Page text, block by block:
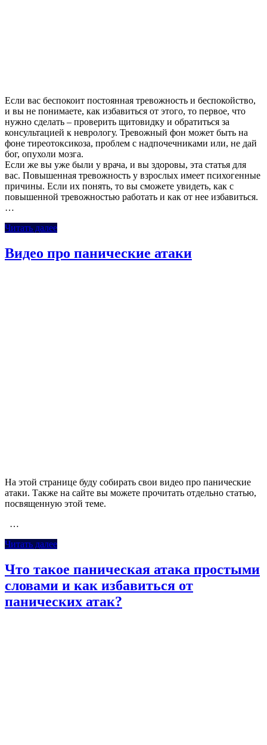
Если вас беспокоит постоянная тревожность и беспокойство,
и вы не понимаете, как избавиться от этого, то первое, что
нужно сделать – проверить щитовидку и обратиться за
консультацией к неврологу. Тревожный фон может быть на
фоне тиреотоксикоза, проблем с надпочечниками или, не дай
бог, опухоли мозга.
Если же вы уже были у врача, и вы здоровы, эта статья для
вас. Повышенная тревожность у взрослых имеет психогенные
причины. Если их понять, то вы сможете увидеть, как с
повышенной тревожностью работать и как от нее избавиться.
…
Читать далее
Видео про панические атаки
На этой странице буду собирать свои видео про панические
атаки. Также на сайте вы можете прочитать отдельно статью,
посвященную этой теме.
…
Читать далее
Что такое паническая атака простыми
словами и как избавиться от
панических атак?